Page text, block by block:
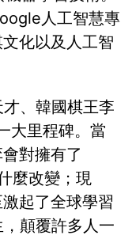
人工智慧專
化以及人工智
、韓國棋王李
大里程碑。當
對擁有了
麼改變；現
起了全球學習
顛覆許多人一